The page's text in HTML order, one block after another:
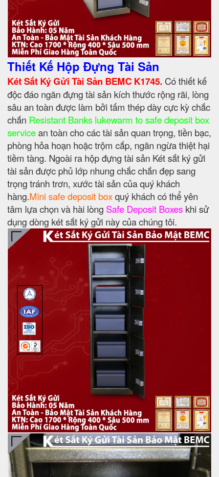
Thiết Kế Hộp Đựng Tài Sản
Két Sắt Ký Gửi Tài Sản BEMC K1745. Có thiết kế
độc đáo ngăn đựng tài sản kích thước rộng rãi, lòng
sâu an toàn được làm bởi tấm thép dày cực kỳ chắc
chắn Resistant Banks lukewarm to safe deposit box
servicean toàn cho các tài sản quan trọng, tiền bạc,
phòng hỏa hoạn hoặc trộm cắp, ngăn ngừa thiệt hại
tiềm tàng. Ngoài ra hộp đựng tài sản Két sắt ký gửi
tài sản được phủ lớp nhung chắc chắn đẹp sang
trọng tránh trơn, xước tài sản của quý khách
hàng.Mini safe deposit boxquý khách có thể yên
tâm lựa chọn và hài lòng Safe Deposit Boxes khi sử
dụng dòng két sắt ký gửi này của chúng tôi.